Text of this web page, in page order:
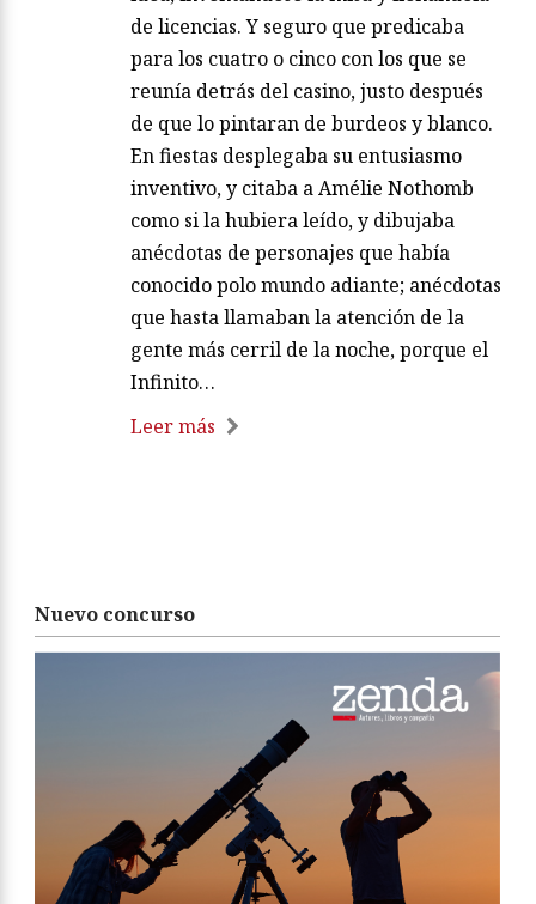
de licencias. Y seguro que predicaba
para los cuatro o cinco con los que se
reunía detrás del casino, justo después
de que lo pintaran de burdeos y blanco.
En fiestas desplegaba su entusiasmo
inventivo, y citaba a Amélie Nothomb
como si la hubiera leído, y dibujaba
anécdotas de personajes que había
conocido polo mundo adiante; anécdotas
que hasta llamaban la atención de la
gente más cerril de la noche, porque el
Infinito…
Leer más
Nuevo concurso